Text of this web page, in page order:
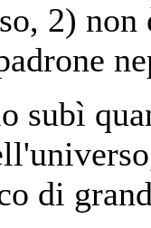
2)
subì
di